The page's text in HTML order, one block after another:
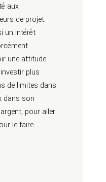
aux
de projet.
un intérêt
une attitude
plus
de limites dans
dans son
pour aller
le faire